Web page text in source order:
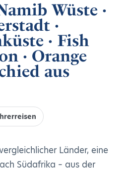
Wüste ·
·
· Fish
· Orange
aus
Länder, eine
Südafrika – aus der